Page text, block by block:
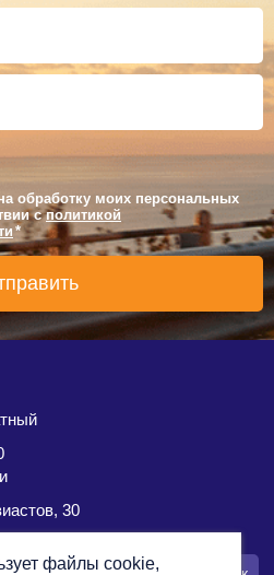
обработку моих персональных
сполитикой
*
30
файлы cookie,